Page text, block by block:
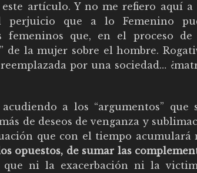
artículo. Y no me refiero aquí a
perjuicio que a lo Femenino
femeninos que, en el proceso
de la mujer sobre el hombre.
por una sociedad…
a los “argumentos” que
de deseos de venganza y
que con el tiempo acumulará
opuestos, de sumar las
ni la exacerbación ni la